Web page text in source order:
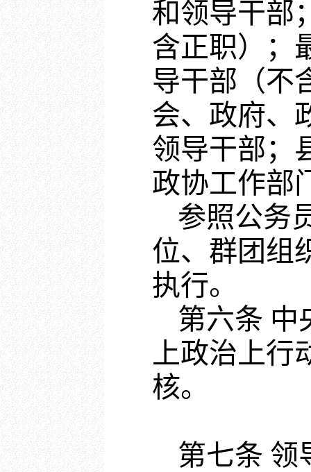
和领导干部
含正职）；
导干部（不
会、政府、
领导干部；
政协工作部
参照公务
位、群团组
执行。
第六条 中
上政治上
核。
第七条 领